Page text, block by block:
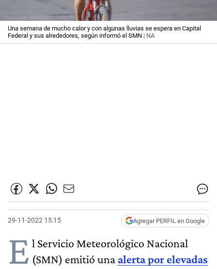
Una semana de mucho calor y con algunas lluvias se espera en Capital
Federal y sus alrededores, según informó el SMN | NA
29-11-2022 15:15 Agregar PERFIL en Google
E l Servicio Meteorológico Nacional
(SMN) emitió una alerta por elevadas